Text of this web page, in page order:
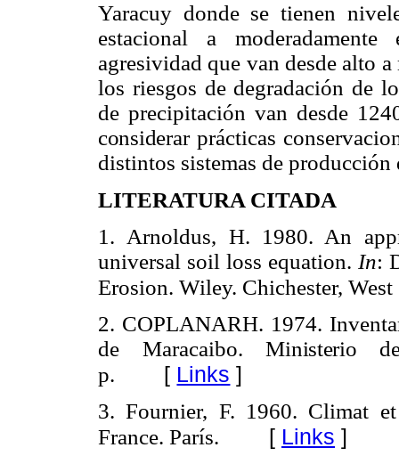
Yaracuy donde se tienen
estacional a
agresividad que van desde alto
los riesgos de degradación de
de precipitación van desde
considerarprácticas
distintos sistemas de producción
LITERATURA CITADA
1. Arnoldus, H. 1980. An
universal soil loss equation. In:
Erosion. Wiley. Chichester,
2. COPLANARH. 1974.
de Maracaibo.Ministerio
p. [ Links ]
3. Fournier, F. 1960. Climat
France. París. [ Links ]